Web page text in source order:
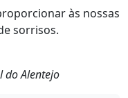
às nossas
sorrisos.
do Alentejo